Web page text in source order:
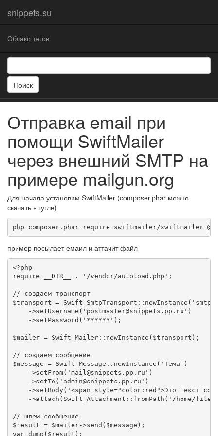
snippets.su
Облако тегов
Поиск
Отправка email при
помощи SwiftMailer
через внешний SMTP на
примере mailgun.org
Для начала установим SwiftMailer (composer.phar можно
скачать в гугле)
php composer.phar require swiftmailer/swiftmailer
пример посылает емаил и аттачит файл
<?php
require __DIR__ . '/vendor/autoload.php';
// создаем транспорт
$transport =
    ->setUsername('postmaster@snippets.pp.ru')
    ->setPassword('******');
$mailer = Swift_Mailer::newInstance($transport);
// создаем сообщение
$message = Swift_Message::newInstance('Тема')
    ->setFrom('mail@snippets.pp.ru')
    ->setTo('admin@snippets.pp.ru')
->setBody('<span style="color:red">Это текст
->attach(Swift_Attachment::fromPath('/home/
// шлем сообщение
$result = $mailer->send($message);
var_dump($result);